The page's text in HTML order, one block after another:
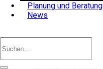
Planung und Beratung
News